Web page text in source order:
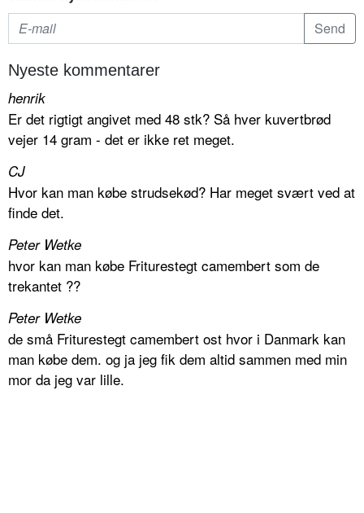
Nyeste kommentarer
henrik
Er det rigtigt angivet med 48 stk? Så hver kuvertbrød
vejer 14 gram - det er ikke ret meget.
CJ
Hvor kan man købe strudsekød? Har meget svært ved at
finde det.
Peter Wetke
hvor kan man købe Friturestegt camembert som de
trekantet ??
Peter Wetke
de små Friturestegt camembert ost hvor i Danmark kan
man købe dem. og ja jeg fik dem altid sammen med min
mor da jeg var lille.